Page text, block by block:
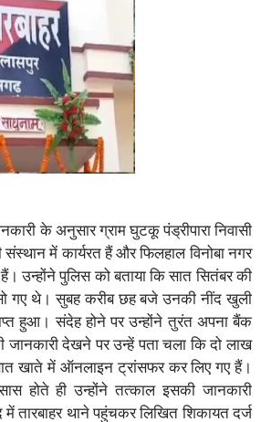
के अनुसार ग्राम घुटकू पंड्रीपारा निवासी
संस्थान में कार्यरत हैं और फिलहाल विनोबा नगर
उन्होंने पुलिस को बताया कि सात सितंबर की
गए थे। सुबह करीब छह बजे उनकी नींद खुली
हुआ। संदेह होने पर उन्होंने तुरंत अपना बैंक
देखने पर उन्हें पता चला कि दो लाख
खाते में ऑनलाइन ट्रांसफर कर लिए गए हैं।
होते ही उन्होंने तत्काल इसकी जानकारी
तारबाहर थाने पहुंचकर लिखित शिकायत दर्ज